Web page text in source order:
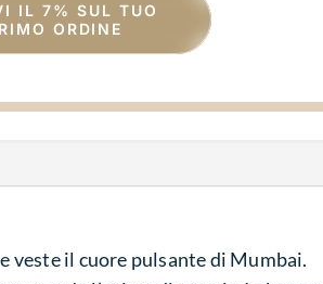
IL 7% SUL TUO
ORDINE
veste il cuore pulsante di Mumbai.